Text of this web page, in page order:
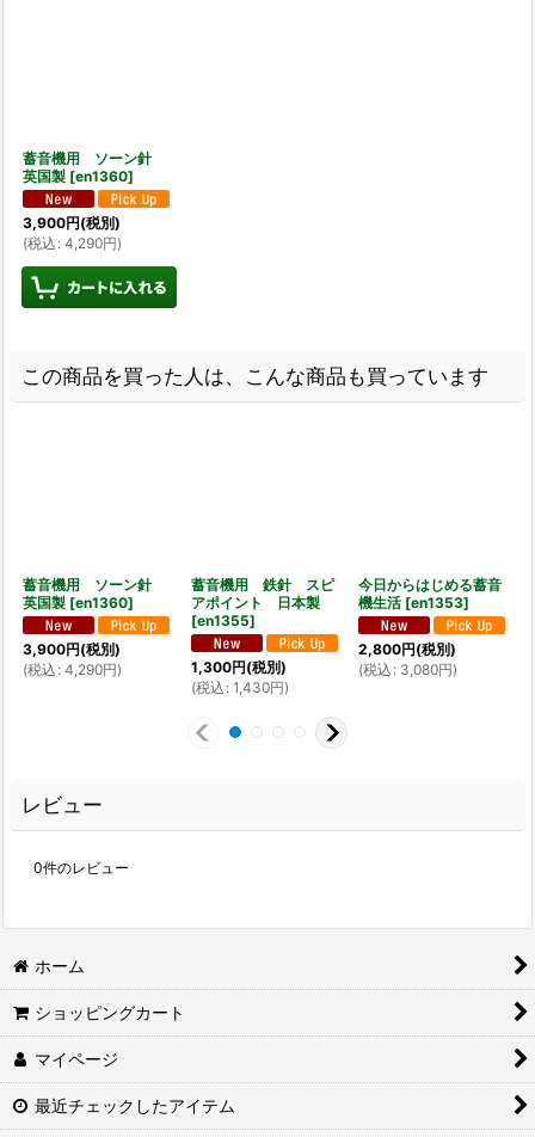
蓄音機用 ソーン針
英国製 [en1360]
3,900円(税別)
(税込 : 4,290円)
この商品を買った人は、こんな商品も買っています
蓄音機用 ソーン針
英国製 [en1360]
3,900円(税別)
(税込 : 4,290円)
蓄音機用 鉄針 スピ
アポイント 日本製
[en1355]
1,300円(税別)
(税込 : 1,430円)
今日からはじめる蓄音
機生活 [en1353]
2,800円(税別)
(税込 : 3,080円)
レビュー
0件のレビュー
ホーム
ショッピングカート
マイページ
最近チェックしたアイテム